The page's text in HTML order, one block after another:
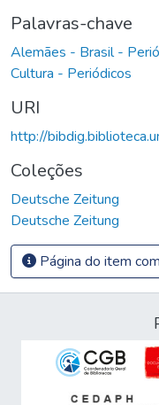
Palavras-chave
Alemães - Brasil -
Cultura - Periódicos
URI
http://
Coleções
Deutsche Zeitung
Deutsche Zeitung
Página do item